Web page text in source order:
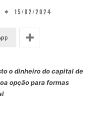
15/02/2024
o dinheiro do capital de
opção para formas